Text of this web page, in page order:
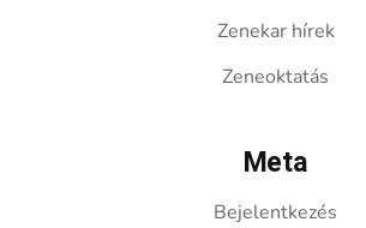
Zenekar hírek
Zeneoktatás
Meta
Bejelentkezés